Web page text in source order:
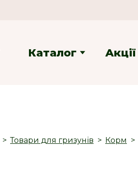
Каталог Акції
Товари для гризунів Корм